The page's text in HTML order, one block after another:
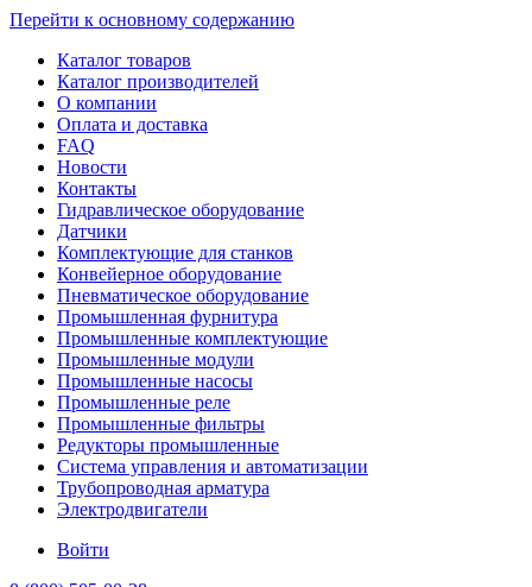
Перейти к основному содержанию
Каталог товаров
Каталог производителей
О компании
Оплата и доставка
FAQ
Новости
Контакты
Гидравлическое оборудование
Датчики
Комплектующие для станков
Конвейерное оборудование
Пневматическое оборудование
Промышленная фурнитура
Промышленные комплектующие
Промышленные модули
Промышленные насосы
Промышленные реле
Промышленные фильтры
Редукторы промышленные
Система управления и автоматизации
Трубопроводная арматура
Электродвигатели
Войти